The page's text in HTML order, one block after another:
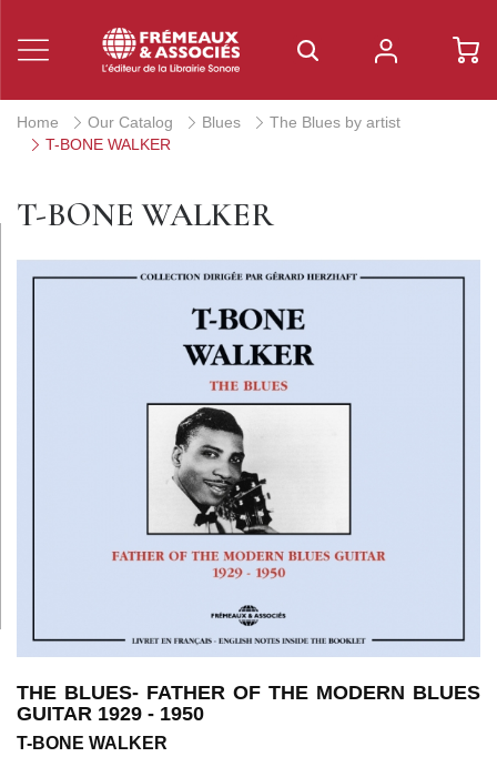
Home Our Catalog Blues
The Blues by artist
T-BONE WALKER
T-BONE WALKER
THE BLUES- FATHER OF THE MODERN BLUES
GUITAR 1929 - 1950
T-BONE WALKER